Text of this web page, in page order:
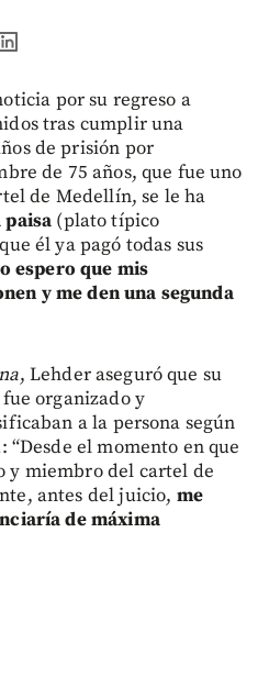
por su regreso a
tras cumplir una
de prisión por
de 75 años, que fue uno
de Medellín, se le ha
paisa (plato típico
él ya pagó todas sus
espero que mis
y me den una segunda
, Lehder aseguró que su
organizado y
a la persona según
el momento en que
y miembro del cartel de
antes del juicio, me
de máxima